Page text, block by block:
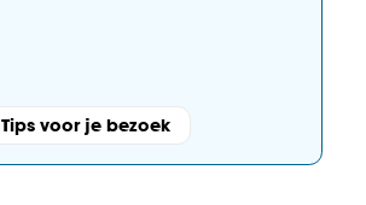
Tips voor je bezoek